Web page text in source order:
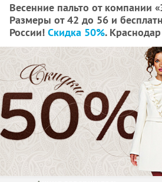
Весенние пальто от компании
Размеры от 42 до 56 и
России! Скидка 50%. Краснодар